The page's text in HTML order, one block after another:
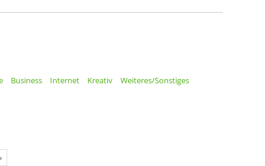
Business Internet Kreativ
Weiteres/Sonstiges